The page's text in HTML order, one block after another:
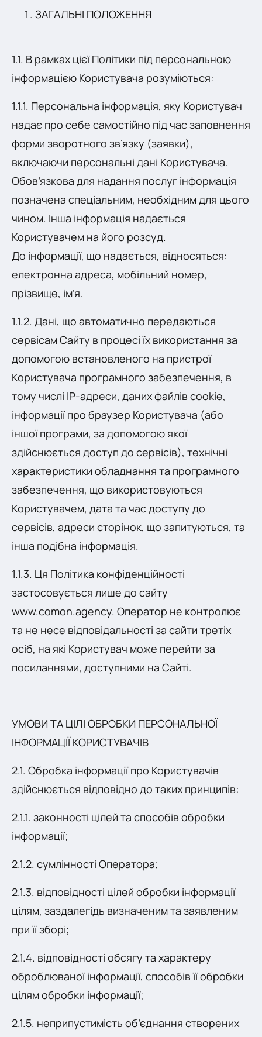
ЗАГАЛЬНІ ПОЛОЖЕННЯ
1.1. В рамках цієї Політики під персональною
інформацією Користувача розуміються:
1.1.1. Персональна інформація, яку Користувач
надає про себе самостійно під час заповнення
форми зворотного зв’язку (заявки),
включаючи персональні дані Користувача.
Обов’язкова для надання послуг інформація
позначена спеціальним, необхідним для цього
чином. Інша інформація надається
Користувачем на його розсуд.
До інформації, що надається, відносяться:
електронна адреса, мобільний номер,
прізвище, ім’я.
1.1.2. Дані, що автоматично передаються
сервісам Сайту в процесі їх використання за
допомогою встановленого на пристрої
Користувача програмного забезпечення, в
тому числі IP-адреси, даних файлів cookie,
інформації про браузер Користувача (або
іншої програми, за допомогою якої
здійснюється доступ до сервісів), технічні
характеристики обладнання та програмного
забезпечення, що використовуються
Користувачем, дата та час доступу до
сервісів, адреси сторінок, що запитуються, та
інша подібна інформація.
1.1.3. Ця Політика конфіденційності
застосовується лише до сайту
www.comon.agency. Оператор не контролює
та не несе відповідальності за сайти третіх
осіб, на які Користувач може перейти за
посиланнями, доступними на Сайті.
УМОВИ ТА ЦІЛІ ОБРОБКИ ПЕРСОНАЛЬНОЇ
ІНФОРМАЦІЇ КОРИСТУВАЧІВ
2.1. Обробка інформації про Користувачів
здійснюється відповідно до таких принципів:
2.1.1. законності цілей та способів обробки
інформації;
2.1.2. сумлінності Оператора;
2.1.3. відповідності цілей обробки інформації
цілям, заздалегідь визначеним та заявленим
при її зборі;
2.1.4. відповідності обсягу та характеру
оброблюваної інформації, способів її обробки
цілям обробки інформації;
2.1.5. неприпустимість об’єднання створених